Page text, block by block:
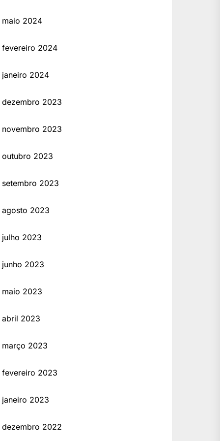
maio 2024
fevereiro 2024
janeiro 2024
dezembro 2023
novembro 2023
outubro 2023
setembro 2023
agosto 2023
julho 2023
junho 2023
maio 2023
abril 2023
março 2023
fevereiro 2023
janeiro 2023
dezembro 2022